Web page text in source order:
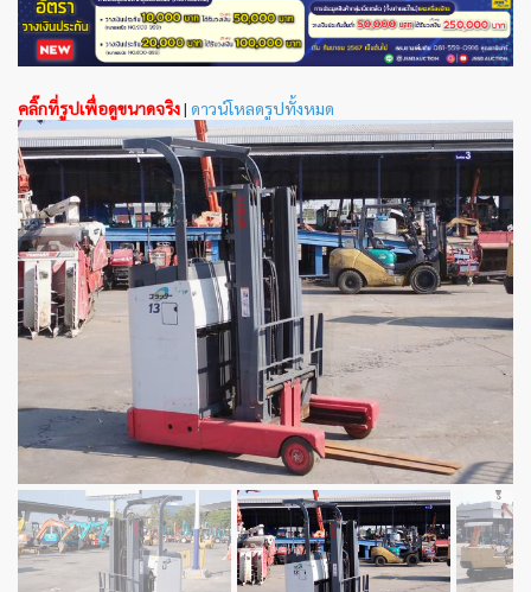
คลิ๊กที่รูปเพื่อดูขนาดจริง| ดาวน์โหลดรูปทั้งหมด